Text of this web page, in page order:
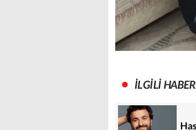
İLGİLİ